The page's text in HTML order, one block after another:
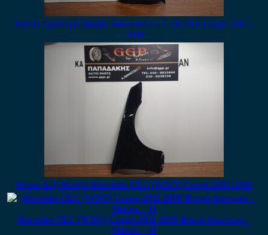
Φτερό Αριστερό Μαύρο Mercedes CLC (W203) Coupe 2001-
2008
Φτερό Δεξί Μαύρο Mercedes CLC (W203) Coupe 2001-2008
Mercedes CLC (W203) Coupe 2001-2008 Φτερό Αριστερό –
Μαύρο – Θ